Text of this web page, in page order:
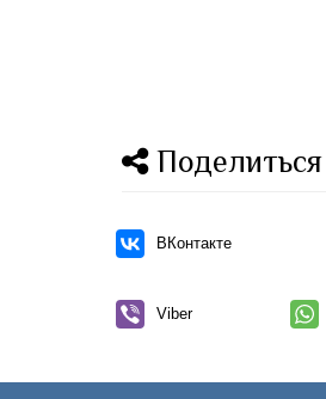
Поделиться
ВКонтакте
Viber